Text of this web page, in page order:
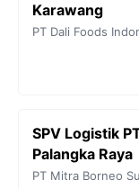
Karawang
PT Dali Foods
SPV Logistik
Palangka Raya
PT Mitra Borneo